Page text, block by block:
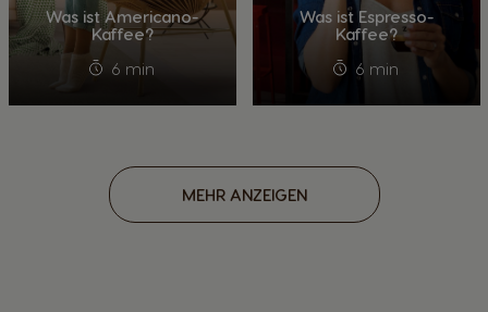
Was ist Americano-
Kaffee?
6 min
Was ist Espresso-
Kaffee?
6 min
MEHR ANZEIGEN